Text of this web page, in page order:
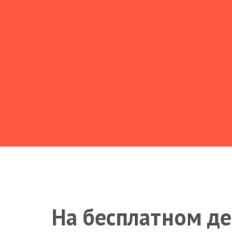
На бесплатном